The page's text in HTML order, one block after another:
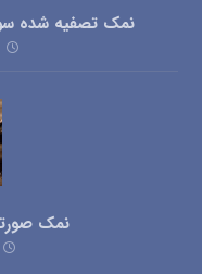
نمک تصفیه شده
نمک